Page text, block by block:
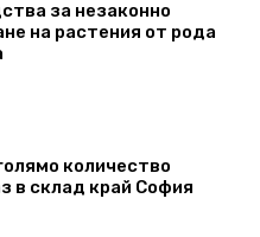
за незаконно
на растения от рода
количество
в склад край София